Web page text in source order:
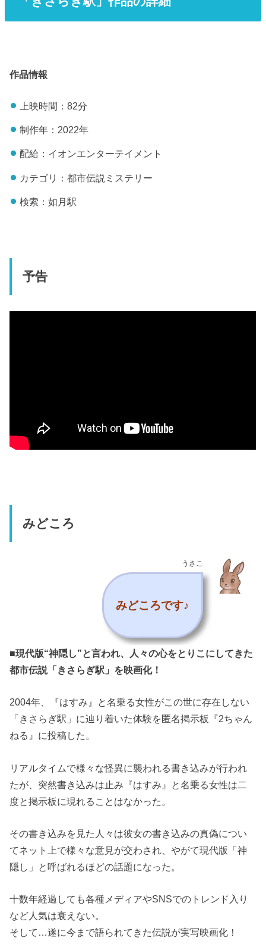
作品情報
上映時間：82分
制作年：2022年
配給：イオンエンターテイメント
カテゴリ：都市伝説ミステリー
検索：如月駅
予告
みどころ
うさこ
みどころです♪
■現代版“神隠し”と言われ、人々の心をとりこにしてきた
都市伝説「きさらぎ駅」を映画化！
2004年、『はすみ』と名乗る女性がこの世に存在しない
「きさらぎ駅」に辿り着いた体験を匿名掲示板『2ちゃん
ねる』に投稿した。
リアルタイムで様々な怪異に襲われる書き込みが行われ
たが、突然書き込みは止み『はすみ』と名乗る女性は二
度と掲示板に現れることはなかった。
その書き込みを見た人々は彼女の書き込みの真偽につい
てネット上で様々な意見が交わされ、やがて現代版「神
隠し」と呼ばれるほどの話題になった。
十数年経過しても各種メディアやSNSでのトレンド入り
など人気は衰えない。
そして…遂に今まで語られてきた伝説が実写映画化！